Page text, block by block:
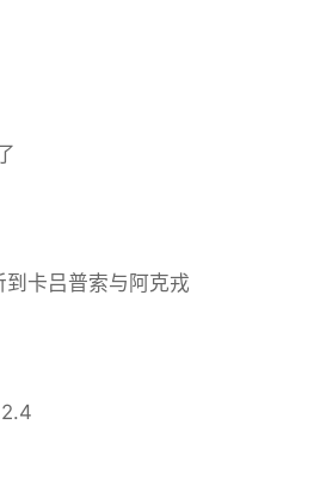
卡吕普索与阿克戎